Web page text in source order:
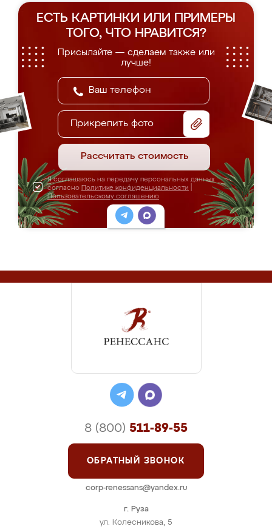
ЕСТЬ КАРТИНКИ ИЛИ ПРИМЕРЫ
ТОГО, ЧТО НРАВИТСЯ?
Присылайте — сделаем также или
лучше!
Прикрепить фото
Рассчитать стоимость
Я соглашаюсь на передачу персональных данных
согласно Политике конфиденциальности
Пользовательскому соглашению
г. Руза
ул. Колесникова, 5
8 (800) 511-89-55
ОБРАТНЫЙ ЗВОНОК
corp-renessans@yandex.ru